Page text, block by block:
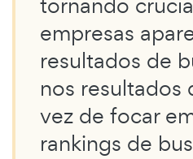
empresas
resultados de
nos resultados
vez de focar
rankings de